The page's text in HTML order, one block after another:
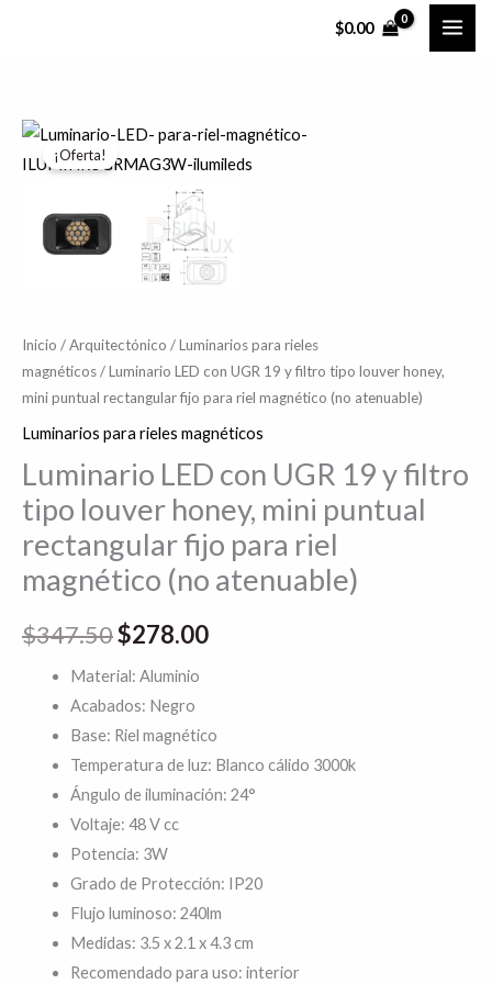
$0.00
¡Oferta!
Inicio /Arquitectónico /Luminarios para rieles
magnéticos/ Luminario LED con UGR 19 y filtro tipo louver honey,
mini puntual rectangular fijo para riel magnético (no atenuable)
Luminarios para rieles magnéticos
Luminario LED con UGR 19 y filtro
tipo louver honey, mini puntual
rectangular fijo para riel
magnético (no atenuable)
$347.50
El
precio
original
era:
$278.00
El
actual
es:
Material: Aluminio
Acabados: Negro
Base: Riel magnético
Temperatura de luz: Blanco cálido 3000k
Ángulo de iluminación: 24°
Voltaje: 48 V cc
Potencia: 3W
Grado de Protección: IP20
Flujo luminoso: 240lm
Medidas: 3.5 x 2.1 x 4.3 cm
Recomendado para uso: interior
Luminario
LED
UGR
tipo
louver
honey,
mini
puntual
rectangular
fijo
para
riel
(no
atenuable)
cantidad